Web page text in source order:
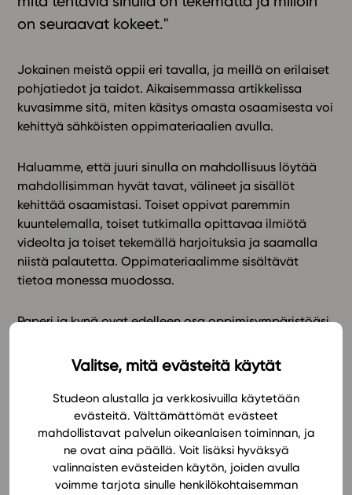
Valitse, mitä evästeitä käytät
Studeon alustalla ja verkkosivuilla käytetään
evästeitä. Välttämättömät evästeet
mahdollistavat palvelun oikeanlaisen toiminnan, ja
ne ovat aina päällä. Voit lisäksi hyväksyä
valinnaisten evästeiden käytön, joiden avulla
voimme tarjota sinulle henkilökohtaisemman
Tietoa meistä
Eettiset periaatteet tekoälyn käyttöön
Tilaa uutiskirje
Ota yhteyttä
In English
on seuraavat kokeet."
Jokainen meistä oppii eri tavalla, ja meillä on erilaiset
pohjatiedot ja taidot. Aikaisemmassa artikkelissa
kuvasimme sitä, miten käsitys omasta osaamisesta voi
kehittyä sähköisten oppimateriaalien avulla.
Haluamme, että juuri sinulla on mahdollisuus löytää
mahdollisimman hyvät tavat, välineet ja sisällöt
kehittää osaamistasi. Toiset oppivat paremmin
kuuntelemalla, toiset tutkimalla opittavaa ilmiötä
videolta ja toiset tekemällä harjoituksia ja saamalla
niistä palautetta. Oppimateriaalimme sisältävät
tietoa monessa muodossa.
Paperi ja kynä ovat edelleen osa oppimisympäristöäsi.
kaavoja ja tehdä muistiinpanoja vihkoosi ja napata
niistä kuvan, jonka liität muistioosi Studeossa.
Toisaalta sähköiseen oppimateriaaliin voi vapaasti
tehdä muistiinpanoja ja merkintöjä, jotka säilyvät
sinulla ja kulkevat mukanasi eri laitteilla. Samalla opit
hyödyntämään teknologiaa tiedon käsittelyssä.